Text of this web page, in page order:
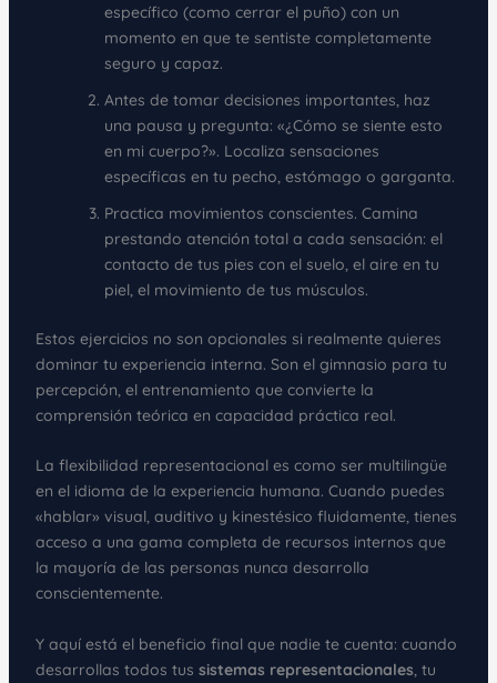
específico (como cerrar el puño) con un
momento en que te sentiste completamente
seguro y capaz.
Antes de tomar decisiones importantes, haz
una pausa y pregunta: «¿Cómo se siente esto
en mi cuerpo?». Localiza sensaciones
específicas en tu pecho, estómago o garganta.
Practica movimientos conscientes. Camina
prestando atención total a cada sensación: el
contacto de tus pies con el suelo, el aire en tu
piel, el movimiento de tus músculos.
Estos ejercicios no son opcionales si realmente quieres
dominar tu experiencia interna. Son el gimnasio para tu
percepción, el entrenamiento que convierte la
comprensión teórica en capacidad práctica real.
La flexibilidad representacional es como ser multilingüe
en el idioma de la experiencia humana. Cuando puedes
«hablar» visual, auditivo y kinestésico fluidamente, tienes
acceso a una gama completa de recursos internos que
la mayoría de las personas nunca desarrolla
conscientemente.
Y aquí está el beneficio final que nadie te cuenta: cuando
desarrollas todos tus sistemas representacionales, tu